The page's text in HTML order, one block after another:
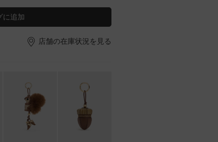
に追加
店舗の在庫状況を見る